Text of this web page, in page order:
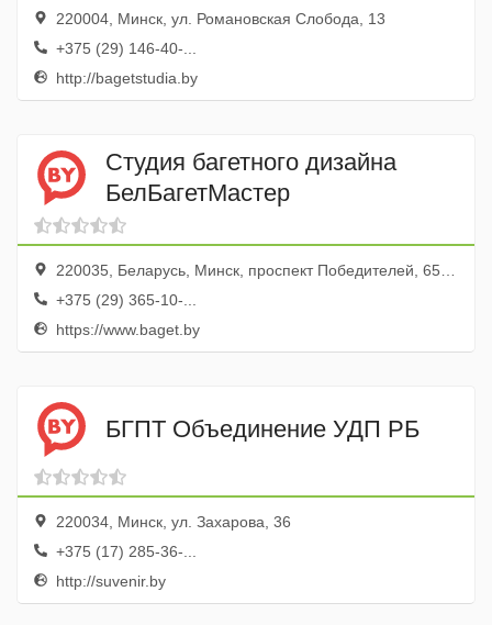
220004, Минск, ул. Романовская Слобода, 13
+375 (29) 146-40-...
http://bagetstudia.by
Студия багетного дизайна
БелБагетМастер
220035, Беларусь, Минск, проспект Победителей, 65, ТЦ Замок
+375 (29) 365-10-...
https://www.baget.by
БГПТ Объединение УДП РБ
220034, Минск, ул. Захарова, 36
+375 (17) 285-36-...
http://suvenir.by